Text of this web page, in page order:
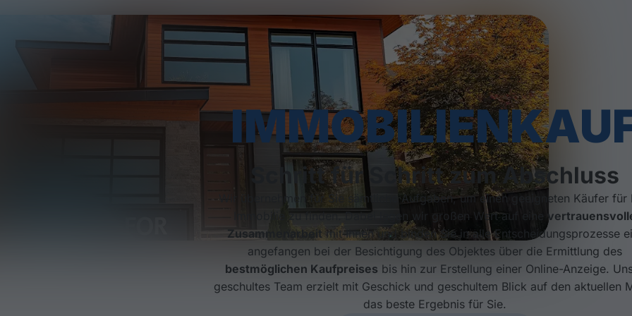
Schritt für Schritt zum Abschluss
Wir übernehmen für Sie sämtliche Aufgaben, um einen geeigneten Käufer für
Immobilie zu finden. Dabei legen wir großen Wert auf eine
Zusammenarbeit mit Ihnen und binden Sie in alle Entscheidungsprozesse
angefangen bei der Besichtigung des Objektes über die Ermittlung des
bestmöglichen Kaufpreises bis hin zur Erstellung einer Online-Anzeige.
geschultes Team erzielt mit Geschick und geschultem Blick auf den aktuellen
das beste Ergebnis für Sie.